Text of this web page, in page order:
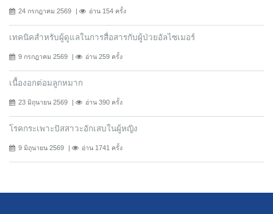
24 กรกฎาคม 2569 อ่าน 154 ครั้ง
เทคนิคสำหรับผู้ดูแลในการสื่อสารกับผู้ป่วยอัลไซเมอร์
9 กรกฎาคม 2569 อ่าน 259 ครั้ง
เนื้องอกต่อมลูกหมาก
23 มิถุนายน 2569 อ่าน 390 ครั้ง
โรคกระเพาะปัสสาวะอักเสบในผู้หญิง
9 มิถุนายน 2569 อ่าน 1741 ครั้ง